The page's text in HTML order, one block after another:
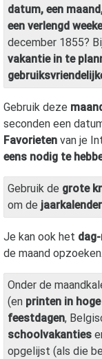
datum, een
een verlengd
december 1855?
vakantie in te
Gebruik deze
seconden een
Favorieten van je
eens nodig te
Gebruik de grote
om de
Je kan ook het
de maand opzoeken.
Onder de
(en printen in
feestdagen,
schoolvakanties
opgelijst (als die